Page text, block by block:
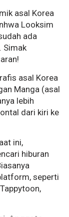
asal Korea
Looksim
ada
Simak
asal Korea
Manga (asal
lebih
dari kiri ke
ini,
hiburan
seperti